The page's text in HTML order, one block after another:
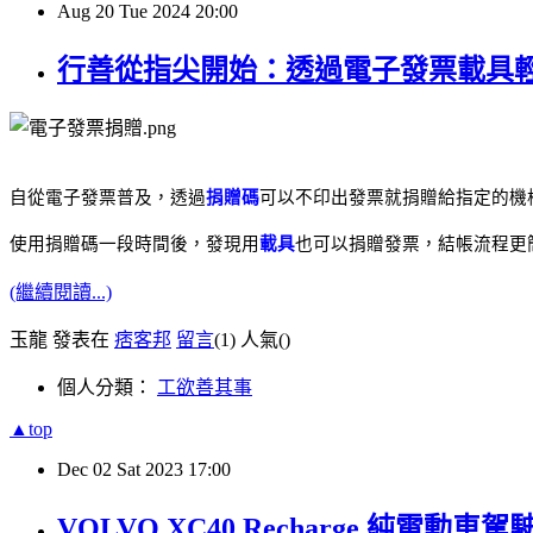
Aug 20 Tue 2024 20:00
行善從指尖開始：透過電子發票載具
自從電子發票普及，透過捐贈碼可以不印出發票就捐贈給指定的
使用捐贈碼一段時間後，發現用載具也可以捐贈發票，結帳流程
(繼續閱讀...)
玉龍 發表在 痞客邦 留言(1) 人氣()
個人分類： 工欲善其事
▲top
Dec 02 Sat 2023 17:00